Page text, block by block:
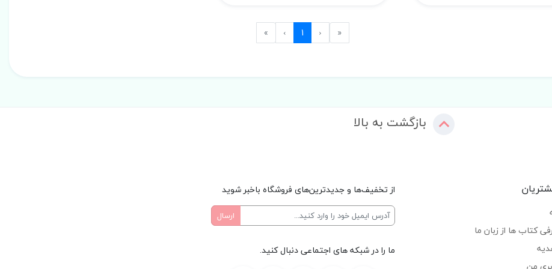
«
First
‹
Previous
1
›
Next
»
بازگشت به بالا
کتاب ها از زبان ما
از تخفیف‌ها و جدیدترین‌های فروشگاه باخبر شوید
ما را در شبکه های اجتماعی دنبال کنید.